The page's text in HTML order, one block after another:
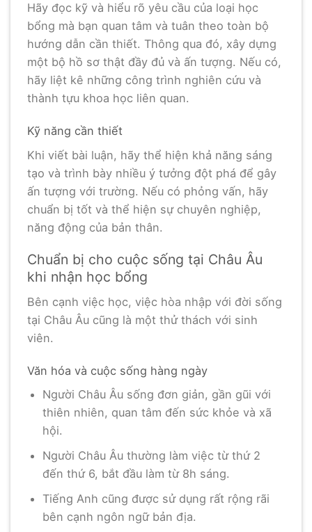
Hãy đọc kỹ và hiểu rõ yêu cầu của loại học
bổng mà bạn quan tâm và tuân theo toàn bộ
hướng dẫn cần thiết. Thông qua đó, xây dựng
một bộ hồ sơ thật đầy đủ và ấn tượng. Nếu có,
hãy liệt kê những công trình nghiên cứu và
thành tựu khoa học liên quan.
Kỹ năng cần thiết
Khi viết bài luận, hãy thể hiện khả năng sáng
tạo và trình bày nhiều ý tưởng đột phá để gây
ấn tượng với trường. Nếu có phỏng vấn, hãy
chuẩn bị tốt và thể hiện sự chuyên nghiệp,
năng động của bản thân.
Chuẩn bị cho cuộc sống tại Châu Âu
khi nhận học bổng
Bên cạnh việc học, việc hòa nhập với đời sống
tại Châu Âu cũng là một thử thách với sinh
viên.
Văn hóa và cuộc sống hàng ngày
Người Châu Âu sống đơn giản, gần gũi với
thiên nhiên, quan tâm đến sức khỏe và xã
hội.
Người Châu Âu thường làm việc từ thứ 2
đến thứ 6, bắt đầu làm từ 8h sáng.
Tiếng Anh cũng được sử dụng rất rộng rãi
bên cạnh ngôn ngữ bản địa.